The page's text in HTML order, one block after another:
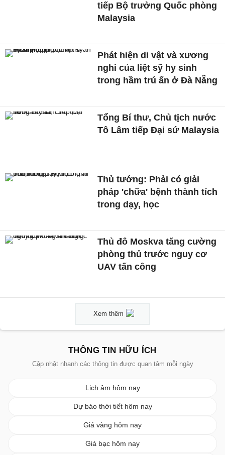
tiếp Bộ trưởng Quốc phòng
Malaysia
Phát hiện di vật và xương
nghi của liệt sỹ hy sinh
trong hầm trú ẩn ở Đà Nẵng
Tổng Bí thư, Chủ tịch nước
Tô Lâm tiếp Đại sứ Malaysia
Thủ tướng: Phải có giải
pháp 'chữa' bệnh thành tích
trong dạy, học
Thủ đô Moskva tăng cường
phòng thủ trước nguy cơ
UAV tấn công
Xem thêm
THÔNG TIN HỮU ÍCH
Cập nhật nhanh các thông tin được quan tâm mỗi ngày
Lịch âm hôm nay
Dự báo thời tiết hôm nay
Giá vàng hôm nay
Giá bạc hôm nay